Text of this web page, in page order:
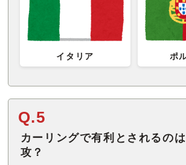
イタリア ポ
Q.5
カーリングで有利とされるの
攻？